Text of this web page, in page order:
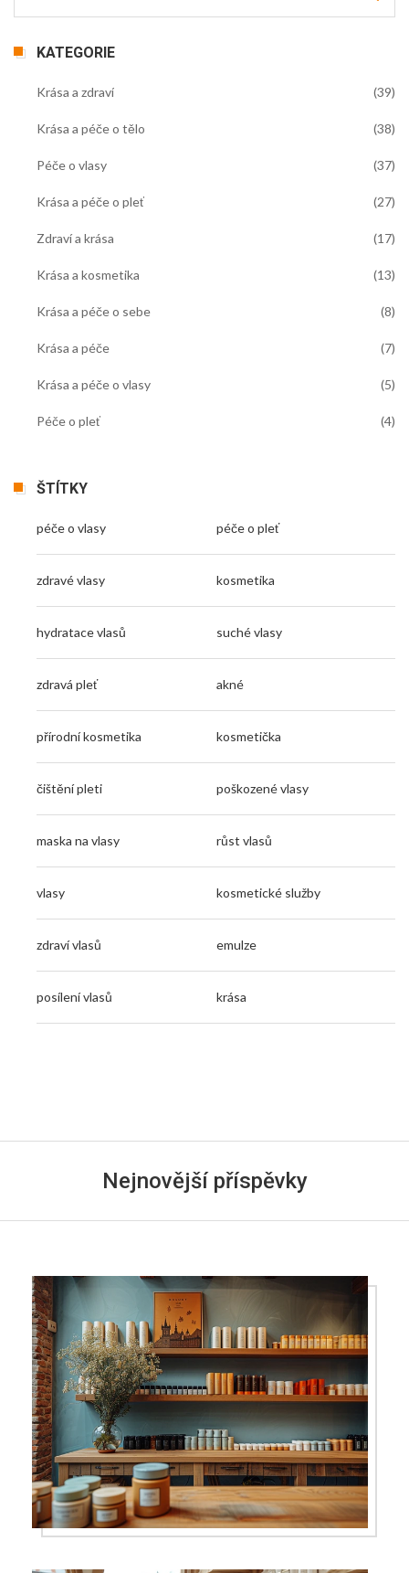
KATEGORIE
Krása a zdraví (39)
Krása a péče o tělo (38)
Péče o vlasy (37)
Krása a péče o pleť (27)
Zdraví a krása (17)
Krása a kosmetika (13)
Krása a péče o sebe (8)
Krása a péče (7)
Krása a péče o vlasy (5)
Péče o pleť (4)
ŠTÍTKY
péče o vlasy péče o pleť
zdravé vlasy kosmetika
hydratace vlasů suché vlasy
zdravá pleť akné
přírodní kosmetika kosmetička
čištění pleti poškozené vlasy
maska na vlasy růst vlasů
vlasy kosmetické služby
zdraví vlasů emulze
posílení vlasů krása
Nejnovější příspěvky